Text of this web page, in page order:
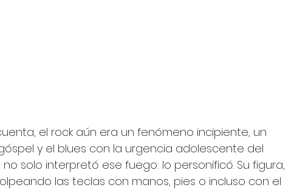
el rock aún era un fenómeno incipiente, un
y el blues con la urgencia adolescente del
no solo interpretó ese fuego: lo personificó. Su figura,
las teclas con manos, pies o incluso con el